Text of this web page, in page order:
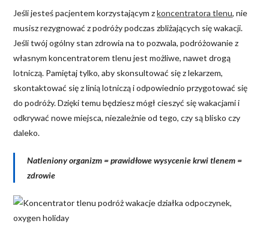
Jeśli jesteś pacjentem korzystającym zkoncentratora tlenu, nie
musisz rezygnować z podróży podczas zbliżających się wakacji.
Jeśli twój ogólny stan zdrowia na to pozwala, podróżowanie z
własnym koncentratorem tlenu jest możliwe, nawet drogą
lotniczą. Pamiętaj tylko, aby skonsultować się z lekarzem,
skontaktować się z linią lotniczą i odpowiednio przygotować się
do podróży. Dzięki temu będziesz mógł cieszyć się wakacjami i
odkrywać nowe miejsca, niezależnie od tego, czy są blisko czy
daleko.
Natleniony organizm = prawidłowe wysycenie krwi tlenem =
zdrowie